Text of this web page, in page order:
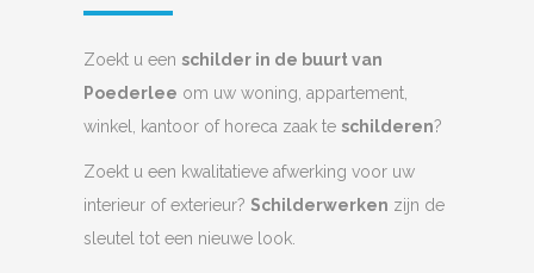
Zoekt u een schilder in de buurt van
Poederlee om uw woning, appartement,
winkel, kantoor of horeca zaak te schilderen?
Zoekt u een kwalitatieve afwerking voor uw
interieur of exterieur? Schilderwerken zijn de
sleutel tot een nieuwe look.